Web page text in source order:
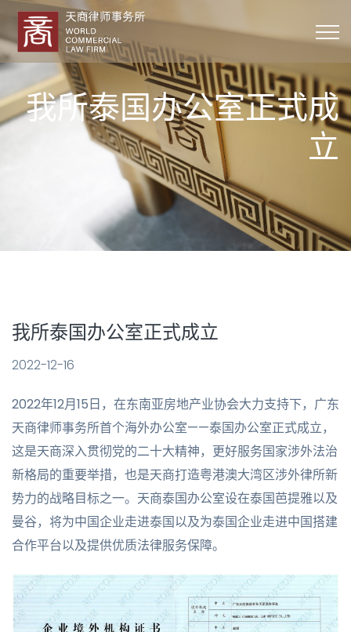
我所泰国办公室正式成
立
我所泰国办公室正式成立
2022-12-16
2022年12月15日，在东南亚房地产业协会大力支持下，广东
天商律师事务所首个海外办公室——泰国办公室正式成立，
这是天商深入贯彻党的二十大精神，更好服务国家涉外法治
新格局的重要举措，也是天商打造粤港澳大湾区涉外律所新
势力的战略目标之一。天商泰国办公室设在泰国芭提雅以及
曼谷，将为中国企业走进泰国以及为泰国企业走进中国搭建
合作平台以及提供优质法律服务保障。